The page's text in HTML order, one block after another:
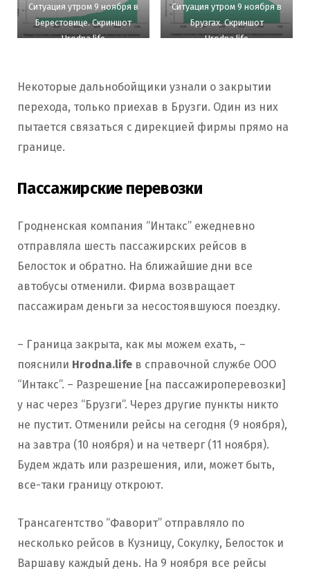
Ситуация утром 9 ноября в
Берестовице. Скриншот
Hrodna.life
Ситуация утром 9 ноября в
Брузгах. Скриншот
Hrodna.life
Некоторые дальнобойщики узнали о закрытии
перехода, только приехав в Брузги. Один из них
пытается связаться с дирекцией фирмы прямо на
границе.
Пассажирские перевозки
Гродненская компания “Интакс” ежедневно
отправляла шесть пассажирских рейсов в
Белосток и обратно. На ближайшие дни все
автобусы отменили. Фирма возвращает
пассажирам деньги за несостоявшуюся поездку.
– Граница закрыта, как мы можем ехать, –
пояснили Hrodna.life в справочной службе ООО
“Интакс”. – Разрешение [на пассажироперевозки]
у нас через “Брузги”. Через другие пункты никто
не пустит. Отменили рейсы на сегодня (9 ноября),
на завтра (10 ноября) и на четверг (11 ноября).
Будем ждать или разрешения, или, может быть,
все-таки границу откроют.
Трансагентство “Фаворит” отправляло по
несколько рейсов в Кузницу, Сокулку, Белосток и
Варшаву каждый день. На 9 ноября все рейсы